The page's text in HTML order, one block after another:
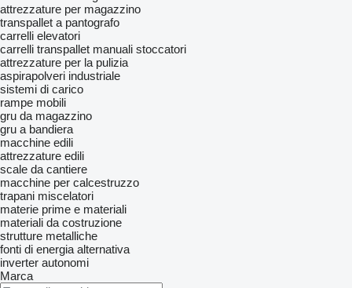
attrezzature per magazzino
transpallet a pantografo
carrelli elevatori
carrelli transpallet manuali stoccatori
attrezzature per la pulizia
aspirapolveri industriale
sistemi di carico
rampe mobili
gru da magazzino
gru a bandiera
macchine edili
attrezzature edili
scale da cantiere
macchine per calcestruzzo
trapani miscelatori
materie prime e materiali
materiali da costruzione
strutture metalliche
fonti di energia alternativa
inverter autonomi
Marca